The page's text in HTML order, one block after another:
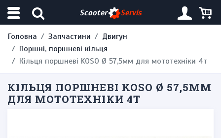
Scooter Servis
Головна Запчастини
Двигун
Поршні, поршневі кільця
Кільця поршневі KOSO Ø 57,5мм для мототехніки 4т
КІЛЬЦЯ ПОРШНЕВІ KOSO Ø 57,5ММ
ДЛЯ МОТОТЕХНІКИ 4Т